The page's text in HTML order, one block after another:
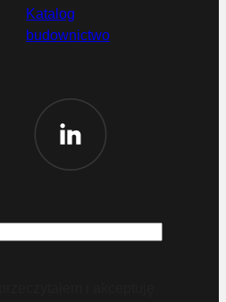
Katalog
budownictwo